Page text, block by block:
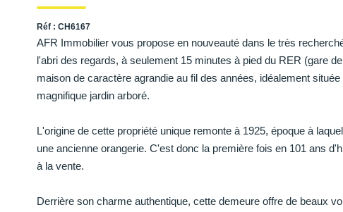
Réf : CH6167
AFR Immobilier vous propose en nouveauté dans le très
l'abri des regards, à seulement 15 minutes à pied du RER (gare
maison de caractère agrandie au fil des années, idéalement
magnifique jardin arboré.
L'origine de cette propriété unique remonte à 1925, époque à
une ancienne orangerie. C'est donc la première fois en 101 ans
à la vente.
Derrière son charme authentique, cette demeure offre de beaux